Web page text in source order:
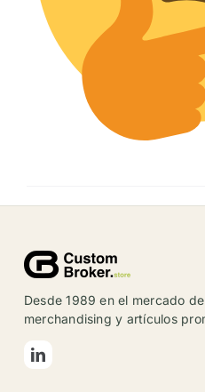
Desde 1989 en el mercado
merchandising y artículos